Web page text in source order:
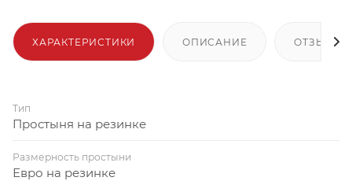
ХАРАКТЕРИСТИКИ ОПИСАНИЕ ОТЗЫВЫ
Тип
Простыня на резинке
Размерность простыни
Евро на резинке